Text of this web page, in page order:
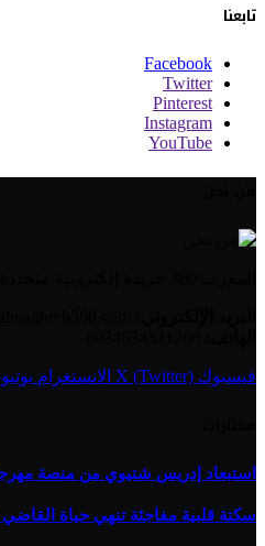
تابعنا
Facebook
Twitter
Pinterest
Instagram
YouTube
فيسبوك X (Twitter) الانستغرام
استبعاد إدريس شتيوي من منصة
سكتة قلبية مفاجئة تنهي حياة